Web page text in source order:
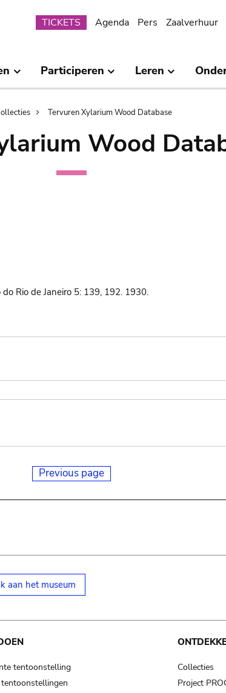
Submenu
TICKETS Agenda Pers Zaalverhuur
Participeren Leren
Tervuren Xylarium Wood Database
Wood
Rio de Janeiro 5: 139, 192. 1930.
Previous page
aan het museum
tentoonstelling
Collecties
Project